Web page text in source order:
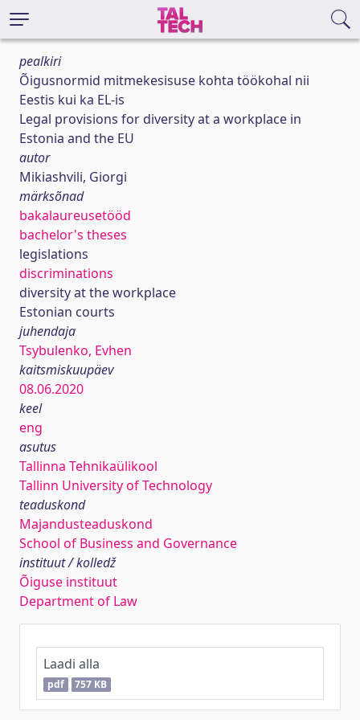
pealkiri
Õigusnormid mitmekesisuse kohta töökohal nii
Eestis kui ka EL-is
Legal provisions for diversity at a workplace in
Estonia and the EU
autor
Mikiashvili, Giorgi
märksõnad
bakalaureusetööd
bachelor's theses
legislations
discriminations
diversity at the workplace
Estonian courts
juhendaja
Tsybulenko, Evhen
kaitsmiskuupäev
08.06.2020
keel
eng
asutus
Tallinna Tehnikaülikool
Tallinn University of Technology
teaduskond
Majandusteaduskond
School of Business and Governance
instituut / kolledž
Õiguse instituut
Department of Law
Laadi alla
pdf 757 KB